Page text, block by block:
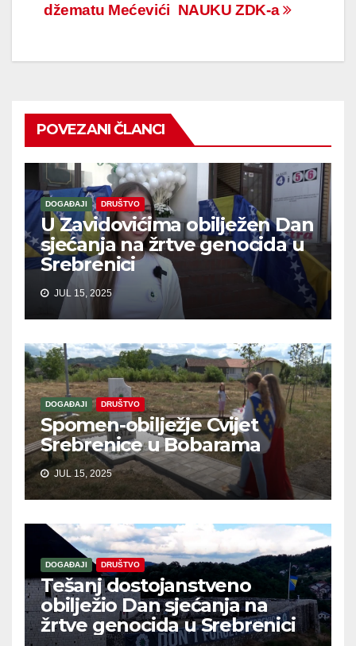
NAUKU ZDK-a
džematu Mećevići
POVEZANI ČLANCI
DOGAĐAJI DRUŠTVO
U Zavidovićima obilježen Dan
sjećanja na žrtve genocida u
Srebrenici
JUL 15, 2025
DOGAĐAJI DRUŠTVO
Spomen-obilježje Cvijet
Srebrenice u Bobarama
JUL 15, 2025
DOGAĐAJI DRUŠTVO
Tešanj dostojanstveno
obilježio Dan sjećanja na
žrtve genocida u Srebrenici